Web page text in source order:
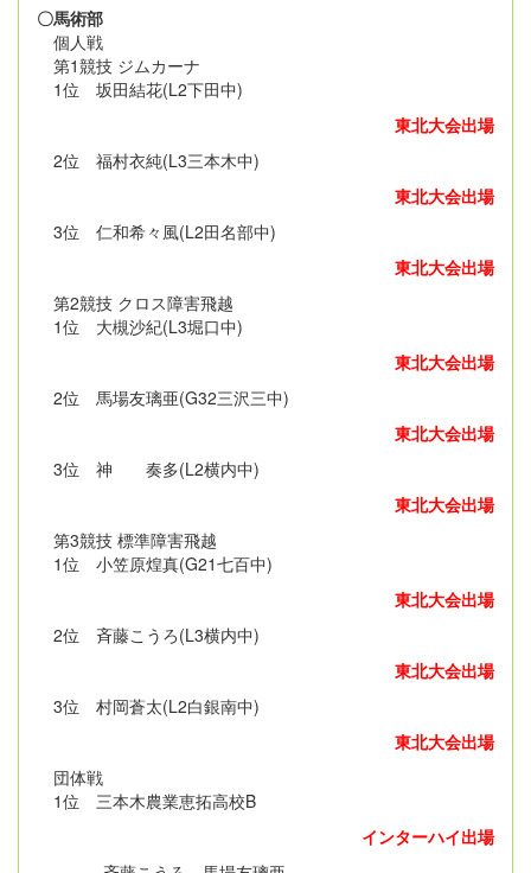
〇馬術部
個人戦
第1競技 ジムカーナ
1位 坂田結花(L2下田中)
東北大会出場
2位 福村衣純(L3三本木中)
東北大会出場
3位 仁和希々風(L2田名部中)
東北大会出場
第2競技 クロス障害飛越
1位 大槻沙紀(L3堀口中)
東北大会出場
2位 馬場友璃亜(G32三沢三中)
東北大会出場
3位 神 奏多(L2横内中)
東北大会出場
第3競技 標準障害飛越
1位 小笠原煌真(G21七百中)
東北大会出場
2位 斉藤こうろ(L3横内中)
東北大会出場
3位 村岡蒼太(L2白銀南中)
東北大会出場
団体戦
1位 三本木農業恵拓高校B
インターハイ出場